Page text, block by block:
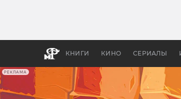
РЕКЛАМА
КНИГИ КИНО СЕРИАЛЫ